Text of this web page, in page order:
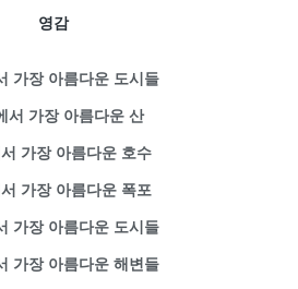
영감
가장 아름다운 도시들
서 가장 아름다운 산
가장 아름다운 호수
가장 아름다운 폭포
가장 아름다운 도시들
가장 아름다운 해변들